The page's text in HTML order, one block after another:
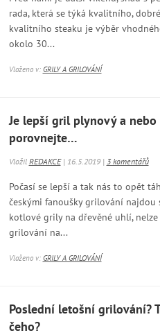
rada, která se týká kvalitního,
kvalitního steaku je výběr
okolo 30...
Vloženo v: GRILY A GRILOVÁNÍ
Je lepší gril plynový a
porovnejte…
Vložil REDAKCE| 16.5.2019 | 3 komentářů
Počasí se lepší a tak nás to opět
českými fanoušky grilování najdou
kotlové grily na dřevěné uhlí,
grilování na...
Vloženo v: GRILY A GRILOVÁNÍ
Poslední letošní grilování?
čeho?